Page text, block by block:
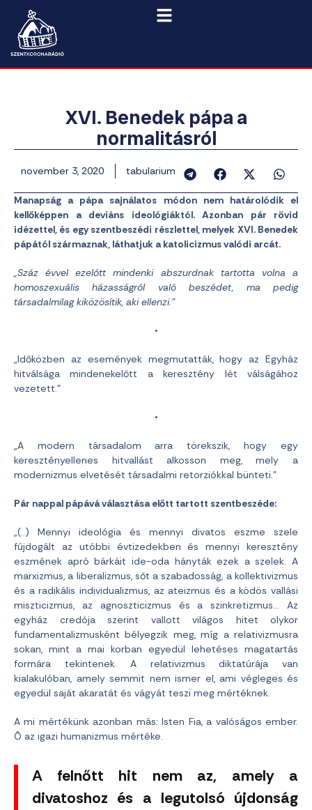
XVI. Benedek pápa a
normalitásról
november 3, 2020 tabularium
Manapság a pápa sajnálatos módon nem határolódik el
kellőképpen a deviáns ideológiáktól. Azonban pár rövid
idézettel, és egy szentbeszédi részlettel, melyek XVI. Benedek
pápától származnak, láthatjuk a katolicizmus valódi arcát.
„Száz évvel ezelőtt mindenki abszurdnak tartotta volna a
homoszexuális házasságról való beszédet, ma pedig
társadalmilag kiközösítik, aki ellenzi.”
•
„Időközben az események megmutatták, hogy az Egyház
hitválsága mindenekelőtt a keresztény lét válságához
vezetett.”
•
„A modern társadalom arra törekszik, hogy egy
keresztényellenes hitvallást alkosson meg, mely a
modernizmus elvetését társadalmi retorziókkal bünteti.”
Pár nappal pápává választása előtt tartott szentbeszéde:
„(..) Mennyi ideológia és mennyi divatos eszme szele
fújdogált az utóbbi évtizedekben és mennyi keresztény
eszmének apró bárkáit ide-oda hányták ezek a szelek. A
marxizmus, a liberalizmus, sőt a szabadosság, a kollektivizmus
és a radikális individualizmus, az ateizmus és a ködös vallási
miszticizmus, az agnoszticizmus és a szinkretizmus… Az
egyház credója szerint vallott világos hitet olykor
fundamentalizmusként bélyegzik meg, míg a relativizmusra
sokan, mint a mai korban egyedül lehetéses magatartás
formára tekintenek. A relativizmus diktatúrája van
kialakulóban, amely semmit nem ismer el, ami végleges és
egyedül saját akaratát és vágyát teszi meg mértéknek.
A mi mértékünk azonban más: Isten Fia, a valóságos ember.
Õ az igazi humanizmus mértéke.
A felnőtt hit nem az, amely a
divatoshoz és a legutolsó újdonság